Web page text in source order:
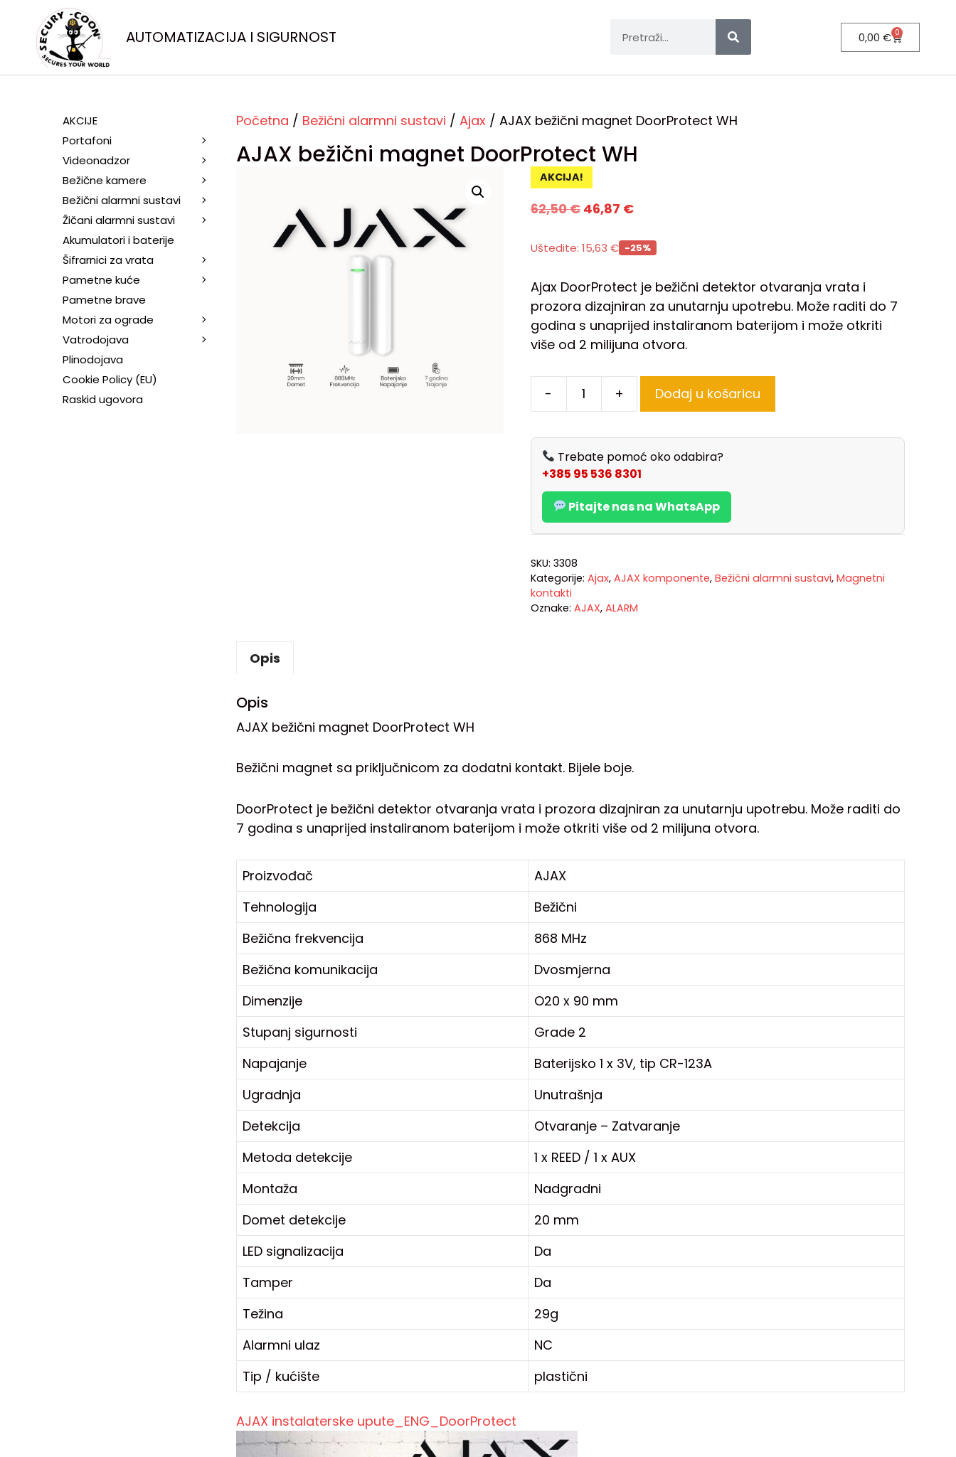
AUTOMATIZACIJA I SIGURNOST 0,00€ 0
Početna / Bežični alarmni sustavi / Ajax / AJAX bežični magnet DoorProtect WH
AJAX bežični magnet DoorProtect WH
AKCIJA!
62,50€ 46,87 €
Uštedite: 15,63 € -25%
Ajax DoorProtect je bežični detektor otvaranja vrata i
prozora dizajniran za unutarnju upotrebu. Može raditi do 7
godina s unaprijed instaliranom baterijom i može otkriti
više od 2 milijuna otvora.
- + Dodaj u košaricu
Trebate pomoć oko odabira?
+385 95 536 8301
Pitajte nas na WhatsApp
SKU: 3308
Kategorije: Ajax, AJAX komponente, Bežični alarmni sustavi, Magnetni
kontakti
Oznake: AJAX, ALARM
Opis
Opis
AJAX bežični magnet DoorProtect WH
Bežični magnet sa priključnicom za dodatni kontakt. Bijele boje.
DoorProtect je bežični detektor otvaranja vrata i prozora dizajniran za unutarnju upotrebu. Može raditi do
7 godina s unaprijed instaliranom baterijom i može otkriti više od 2 milijuna otvora.
Proizvođač
AJAX
Tehnologija
Bežični
Bežična frekvencija
868 MHz
Bežična komunikacija
Dvosmjerna
Dimenzije
O20 x 90 mm
Stupanj sigurnosti
Grade 2
Napajanje
Baterijsko 1 x 3V, tip CR-123A
Ugradnja
Unutrašnja
Detekcija
Otvaranje – Zatvaranje
Metoda detekcije
1 x REED / 1 x AUX
Montaža
Nadgradni
Domet detekcije
20 mm
LED signalizacija
Da
Tamper
Da
Težina
29g
Alarmni ulaz
NC
Tip / kućište
plastični
AJAX instalaterske upute_ENG_DoorProtect
AKCIJE
Portafoni
Videonadzor
Bežične kamere
Bežični alarmni sustavi
Žičani alarmni sustavi
Akumulatori i baterije
Šifrarnici za vrata
Pametne kuće
Pametne brave
Motori za ograde
Vatrodojava
Plinodojava
Cookie Policy (EU)
Raskid ugovora